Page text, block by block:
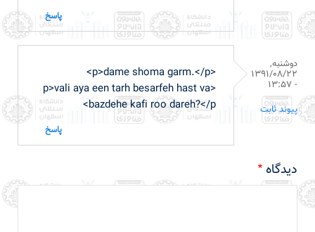
پاسخ
دوشنبه,
1391/08/22
- 13:57
پیوند ثابت
<p>dame shoma garm.</p>
<p>vali aya een tarh besarfeh hast va
bazdehe kafi roo dareh?</p>
پاسخ
دیدگاه